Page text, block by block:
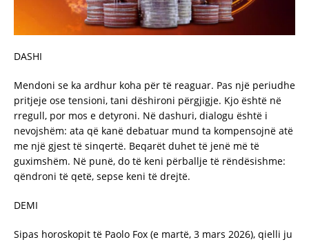
DASHI
Mendoni se ka ardhur koha për të reaguar. Pas një periudhe
pritjeje ose tensioni, tani dëshironi përgjigje. Kjo është në
rregull, por mos e detyroni. Në dashuri, dialogu është i
nevojshëm: ata që kanë debatuar mund ta kompensojnë atë
me një gjest të sinqertë. Beqarët duhet të jenë më të
guximshëm. Në punë, do të keni përballje të rëndësishme:
qëndroni të qetë, sepse keni të drejtë.
DEMI
Sipas horoskopit të Paolo Fox (e martë, 3 mars 2026), qielli ju